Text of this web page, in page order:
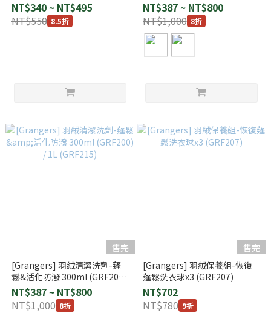
NT$340 ~ NT$495
NT$550 8.5折
(GRF203) / 1L (GRF213)
NT$387 ~ NT$800
NT$1,000 8折
售完
[Grangers] 羽絨清潔洗劑-蓬
鬆&活化防潑 300ml (GRF200)
/ 1L (GRF215)
NT$387 ~ NT$800
NT$1,000 8折
售完
[Grangers] 羽絨保養組-恢復
蓬鬆洗衣球x3 (GRF207)
NT$702
NT$780 9折